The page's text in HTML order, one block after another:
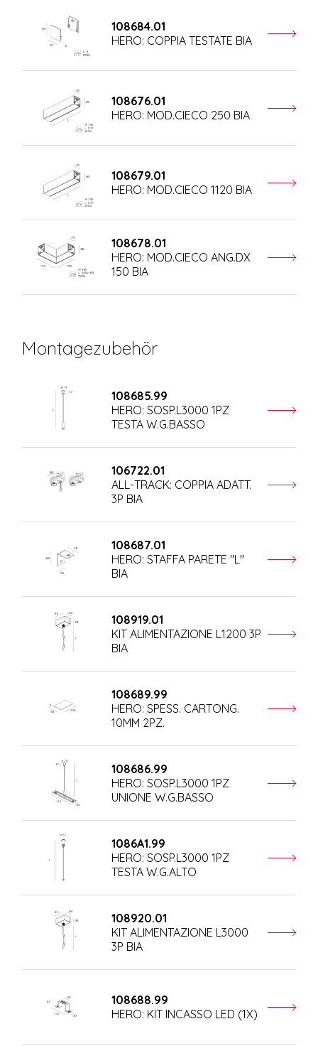
108684.01
HERO: COPPIA TESTATE BIA
108676.01
HERO: MOD.CIECO 250 BIA
108679.01
HERO: MOD.CIECO 1120 BIA
108678.01
HERO: MOD.CIECO ANG.DX
150 BIA
Montagezubehör
108685.99
HERO: SOSP.L3000 1PZ
TESTA W.G.BASSO
106722.01
ALL-TRACK: COPPIA ADATT.
3P BIA
108687.01
HERO: STAFFA PARETE "L"
BIA
108919.01
KIT ALIMENTAZIONE L1200 3P
BIA
108689.99
HERO: SPESS. CARTONG.
10MM 2PZ.
108686.99
HERO: SOSP.L3000 1PZ
UNIONE W.G.BASSO
1086A1.99
HERO: SOSP.L3000 1PZ
TESTA W.G.ALTO
108920.01
KIT ALIMENTAZIONE L3000
3P BIA
108688.99
HERO: KIT INCASSO LED (1X)